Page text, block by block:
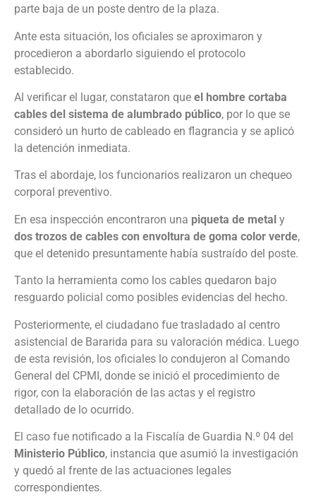
parte baja de un poste dentro de la plaza.
Ante esta situación, los oficiales se aproximaron y
procedieron a abordarlo siguiendo el protocolo
establecido.
Al verificar el lugar, constataron que el hombre cortaba
cables del sistema de alumbrado público, por lo que se
consideró un hurto de cableado en flagrancia y se aplicó
la detención inmediata.
Tras el abordaje, los funcionarios realizaron un chequeo
corporal preventivo.
En esa inspección encontraron una piqueta de metal y
dos trozos de cables con envoltura de goma color verde,
que el detenido presuntamente había sustraído del poste.
Tanto la herramienta como los cables quedaron bajo
resguardo policial como posibles evidencias del hecho.
Posteriormente, el ciudadano fue trasladado al centro
asistencial de Bararida para su valoración médica. Luego
de esta revisión, los oficiales lo condujeron al Comando
General del CPMI, donde se inició el procedimiento de
rigor, con la elaboración de las actas y el registro
detallado de lo ocurrido.
El caso fue notificado a la Fiscalía de Guardia N.º 04 del
Ministerio Público, instancia que asumió la investigación
y quedó al frente de las actuaciones legales
correspondientes.